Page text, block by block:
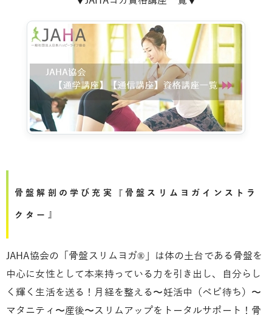
骨盤解剖の学び充実『骨盤スリムヨガインストラ
クター』
JAHA協会の「骨盤スリムヨガ®」は体の土台である骨盤を
中心に女性として本来持っている力を引き出し、自分らし
く輝く生活を送る！月経を整える〜妊活中（ベビ待ち）〜
マタニティ〜産後〜スリムアップをトータルサポート！骨